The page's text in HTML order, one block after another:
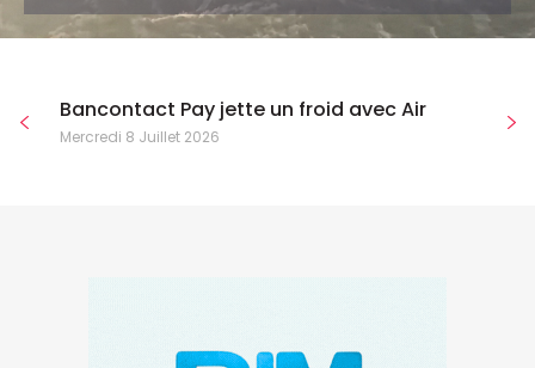
Bancontact Pay jette un froid avec Air
Mercredi 8 Juillet 2026